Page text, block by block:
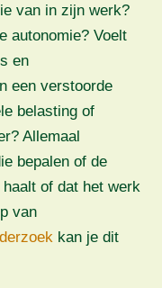
van in zijn werk?
autonomie? Voelt
en
een verstoorde
belasting of
Allemaal
bepalen of de
of dat het werk
van
kan je dit